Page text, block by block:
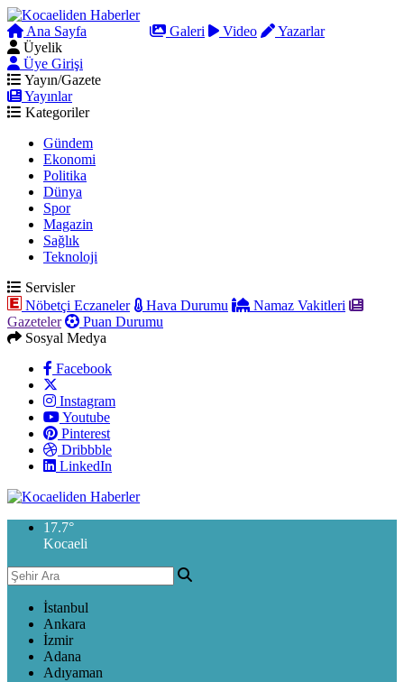
Ana Sayfa Galeri Video
Yazarlar
Üyelik
Üye Girişi
Yayın/Gazete
Yayınlar
Kategoriler
Gündem
Ekonomi
Politika
Dünya
Spor
Magazin
Sağlık
Teknoloji
Servisler
Nöbetçi Eczaneler
Hava Durumu
Namaz Vakitleri
Gazeteler
Puan Durumu
Sosyal Medya
Facebook
Instagram
Youtube
Pinterest
Dribbble
LinkedIn
17.7°
Kocaeli
İstanbul
Ankara
İzmir
Adana
Adıyaman